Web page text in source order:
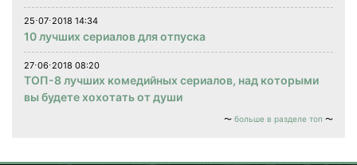
25⋅07⋅2018 14:34
10 лучших сериалов для отпуска
27⋅06⋅2018 08:20
ТОП-8 лучших комедийных сериалов, над которыми
вы будете хохотать от души
больше в разделе топ